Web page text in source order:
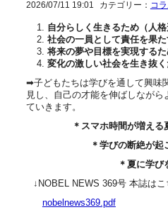
2026/07/11 19:01 カテゴリー： コ
自分らしく生きるため（人格
社会の一員として責任を果た
将来の夢や目標を実現するた
変化の激しい社会を生き抜く
➡子どもたちは学びを通して興味
見し、自己の才能を伸ばしなが
ていきます。
＊スマホ時間が増える
＊学びの断絶が起
＊夏に学び
↓NOBEL NEWS 369号 本誌はこ
nobelnews369.pdf